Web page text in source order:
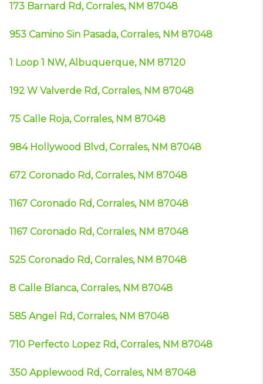
173 Barnard Rd, Corrales, NM 87048
953 Camino Sin Pasada, Corrales, NM 87048
1 Loop 1 NW, Albuquerque, NM 87120
192 W Valverde Rd, Corrales, NM 87048
75 Calle Roja, Corrales, NM 87048
984 Hollywood Blvd, Corrales, NM 87048
672 Coronado Rd, Corrales, NM 87048
1167 Coronado Rd, Corrales, NM 87048
1167 Coronado Rd, Corrales, NM 87048
525 Coronado Rd, Corrales, NM 87048
8 Calle Blanca, Corrales, NM 87048
585 Angel Rd, Corrales, NM 87048
710 Perfecto Lopez Rd, Corrales, NM 87048
350 Applewood Rd, Corrales, NM 87048